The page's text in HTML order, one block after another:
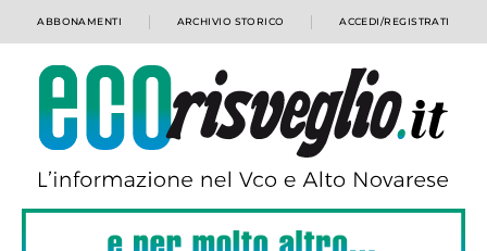
ABBONAMENTI ARCHIVIO STORICO ACCEDI/REGISTRATI